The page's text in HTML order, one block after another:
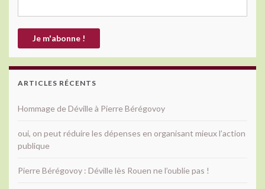
ARTICLES RÉCENTS
Hommage de Déville à Pierre Bérégovoy
oui, on peut réduire les dépenses en organisant mieux l’action
publique
Pierre Bérégovoy : Déville lès Rouen ne l’oublie pas !